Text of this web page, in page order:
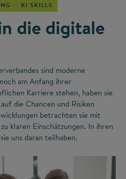
KI SKILLS
die digitale
sind moderne
am Anfang ihrer
Karriere stehen, haben sie
die Chancen und Risiken
betrachten sie mit
klaren Einschätzungen. In ihren
uns daran teilhaben.